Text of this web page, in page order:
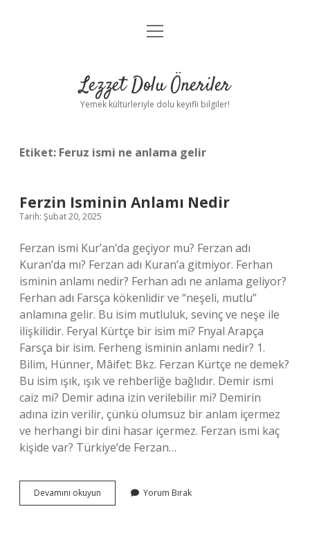
Anasayfa
Yasal Uyarı
menüyü
Lezzet Dolu Öneriler
Yemek kültürleriyle dolu keyifli bilgiler!
Etiket: Feruz ismi ne anlama gelir
Ferzin Isminin Anlamı Nedir
Tarih: Şubat 20, 2025
Ferzan ismi Kur’an’da geçiyor mu? Ferzan adı
Kuran’da mı? Ferzan adı Kuran’a gitmiyor. Ferhan
isminin anlamı nedir? Ferhan adı ne anlama geliyor?
Ferhan adı Farsça kökenlidir ve “neşeli, mutlu”
anlamına gelir. Bu isim mutluluk, sevinç ve neşe ile
ilişkilidir. Feryal Kürtçe bir isim mi? Fnyal Arapça
Farsça bir isim. Ferheng isminin anlamı nedir? 1.
Bilim, Hünner, Mâifet: Bkz. Ferzan Kürtçe ne demek?
Bu isim ışık, ışık ve rehberliğe bağlıdır. Demir ismi
caiz mi? Demir adına izin verilebilir mi? Demirin
adına izin verilir, çünkü olumsuz bir anlam içermez
ve herhangi bir dini hasar içermez. Ferzan ismi kaç
kişide var? Türkiye’de Ferzan…
Devamını okuyun
Isminin
Yorum Bırak